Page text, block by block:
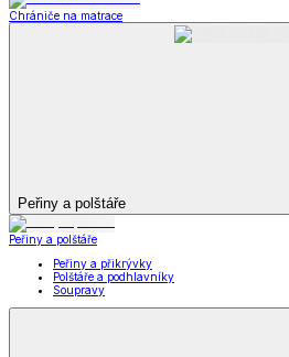
Chrániče na matrace
Peřiny a polštáře
Peřiny a polštáře
Peřiny a přikrývky
Polštáře a podhlavníky
Soupravy